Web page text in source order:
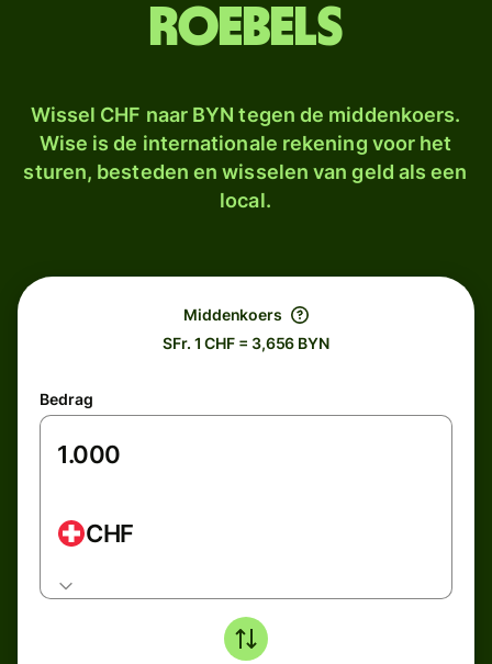
roebels
Wissel CHF naar BYN tegen de middenkoers.
Wise is de internationale rekening voor het
sturen, besteden en wisselen van geld als een
local.
Middenkoers
SFr. 1 CHF = 3,656 BYN
Bedrag
CHF